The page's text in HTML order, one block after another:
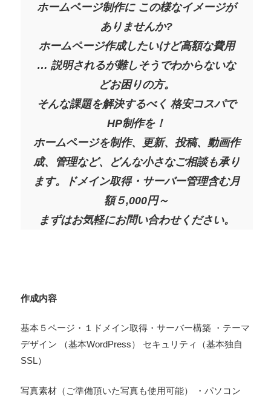
ホームページ制作に この様なイメージが
ありませんか?
ホームページ作成したいけど高額な費用
… 説明されるが難しそうでわからないな
どお困りの方。
そんな課題を解決するべく 格安コスパで
HP制作を！
ホームページを制作、更新、投稿、動画作
成、管理など、どんな小さなご相談も承り
ます。ドメイン取得・サーバー管理含む月
額５,000円～
まずはお気軽にお問い合わせください。
作成内容
基本５ページ・１ドメイン取得・サーバー構築 ・テーマ
デザイン （基本WordPress） セキュリティ（基本独自
SSL）
写真素材（ご準備頂いた写真も使用可能） ・パソコン